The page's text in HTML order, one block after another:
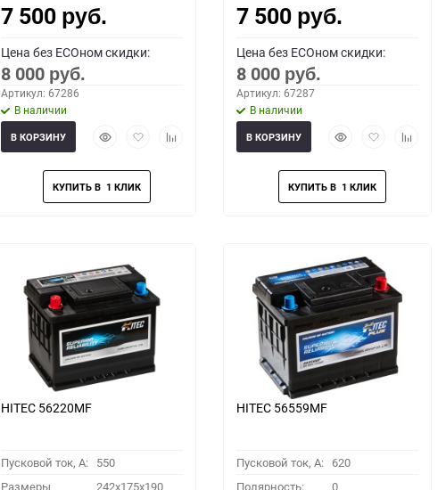
7 500 руб.
Цена без ECOном скидки:
8 000 руб.
Артикул: 67286
В наличии
БыстрыйДобавить
избранное
Добавить
В КОРЗИНУ
7 500 руб.
Цена без ECOном скидки:
8 000 руб.
Артикул: 67287
В наличии
БыстрыйДобавить
избранное
Добавить
В КОРЗИНУ
HITEC 56220MF
Пусковой ток, A: 550
HITEC 56559MF
Пусковой ток, A: 620